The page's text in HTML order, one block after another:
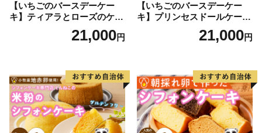
【いちごのバースデーケー
キ】ティアラとローズのケー
キ スイーツ デザート 洋菓
子 お取り寄せ 愛知県 小牧市
レーション ホールケーキ 日
時指定可
21,000円
【いちごのバースデーケー
キ】プリンセスドールケーキ
日時指定可 スイーツ デザー
ト 洋菓子 お取り寄せ 愛知県
デコレーションケーキ ホー
ルケーキ 人形 かわいい こど
も
21,000円